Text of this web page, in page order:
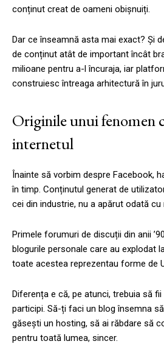
conținut creat de oameni obișnuiți.
Dar ce înseamnă asta mai exact? Și
de conținut atât de important încât
milioane pentru a-l încuraja, iar
construiesc întreaga arhitectură în
Originile unui fenomen
internetul
Înainte să vorbim despre Facebook,
în timp. Conținutul generat de
cei din industrie, nu a apărut odată cu
Primele forumuri de discuții din anii
blogurile personale care au explodat
toate acestea reprezentau forme de
Diferența e că, pe atunci, trebuia să
participi. Să-ți faci un blog însemna
găsești un hosting, să ai răbdare să
pentru toată lumea, sincer.